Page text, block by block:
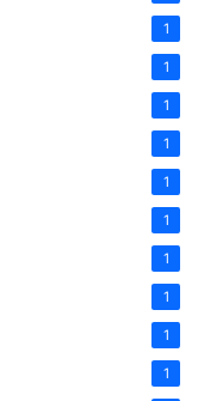
1
1
1
1
1
1
1
1
1
1